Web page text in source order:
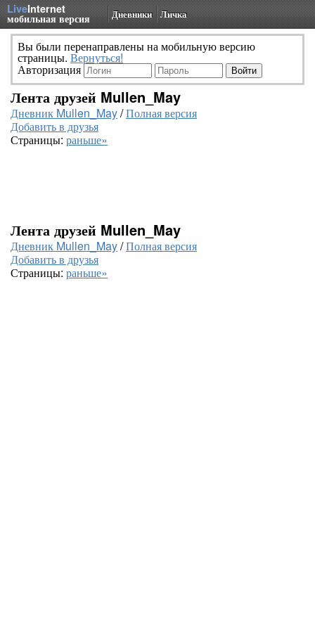
LiveInternet
мобильная версия Дневники Личка
Вы были перенаправлены на мобильную версию
страницы. Вернуться!
Авторизация
Лента друзей Mullen_May
Дневник Mullen_May/Полная версия
Добавить в друзья
Страницы: раньше»
Лента друзей Mullen_May
Дневник Mullen_May/Полная версия
Добавить в друзья
Страницы: раньше»